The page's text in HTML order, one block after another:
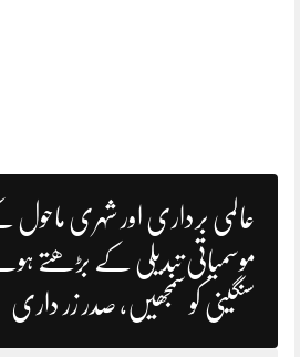
عالمی برداری اور شہری ماحول
موسمیاتی تبدیلی کے بڑھتے
سنگینی کو سمجھیں، صدر زر داری